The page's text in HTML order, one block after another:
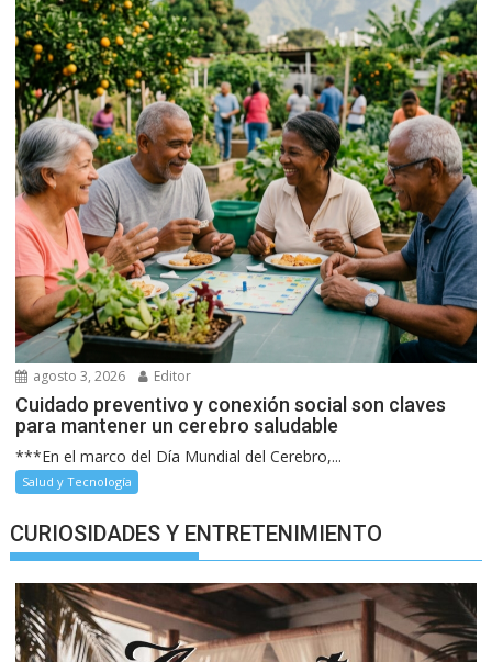
agosto 3, 2026 Editor
Cuidado preventivo y conexión social son claves
para mantener un cerebro saludable
***En el marco del Día Mundial del Cerebro,...
Salud y Tecnología
CURIOSIDADES Y ENTRETENIMIENTO